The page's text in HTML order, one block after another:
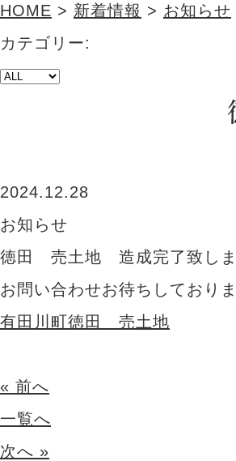
HOME > 新着情報 > お知らせ
カテゴリー:
2024.12.28
お知らせ
徳田 売土地 造成完了致しま
お問い合わせお待ちしておりま
有田川町徳田 売土地
« 前へ
一覧へ
次へ »